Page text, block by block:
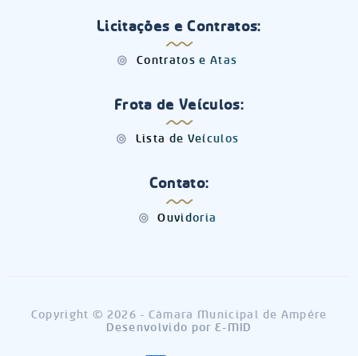
Licitações e Contratos:
Contratos e Atas
Frota de Veículos:
Lista de Veículos
Contato:
Ouvidoria
Copyright © 2026 - Câmara Municipal de Ampére
Desenvolvido por E-MID